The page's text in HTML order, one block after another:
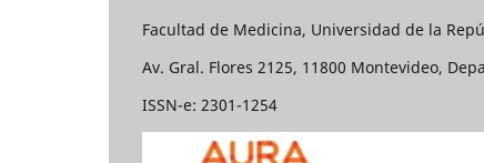
Facultad de Medicina, Universidad de la
Av. Gral. Flores 2125, 11800 Montevideo,
ISSN-e: 2301-1254